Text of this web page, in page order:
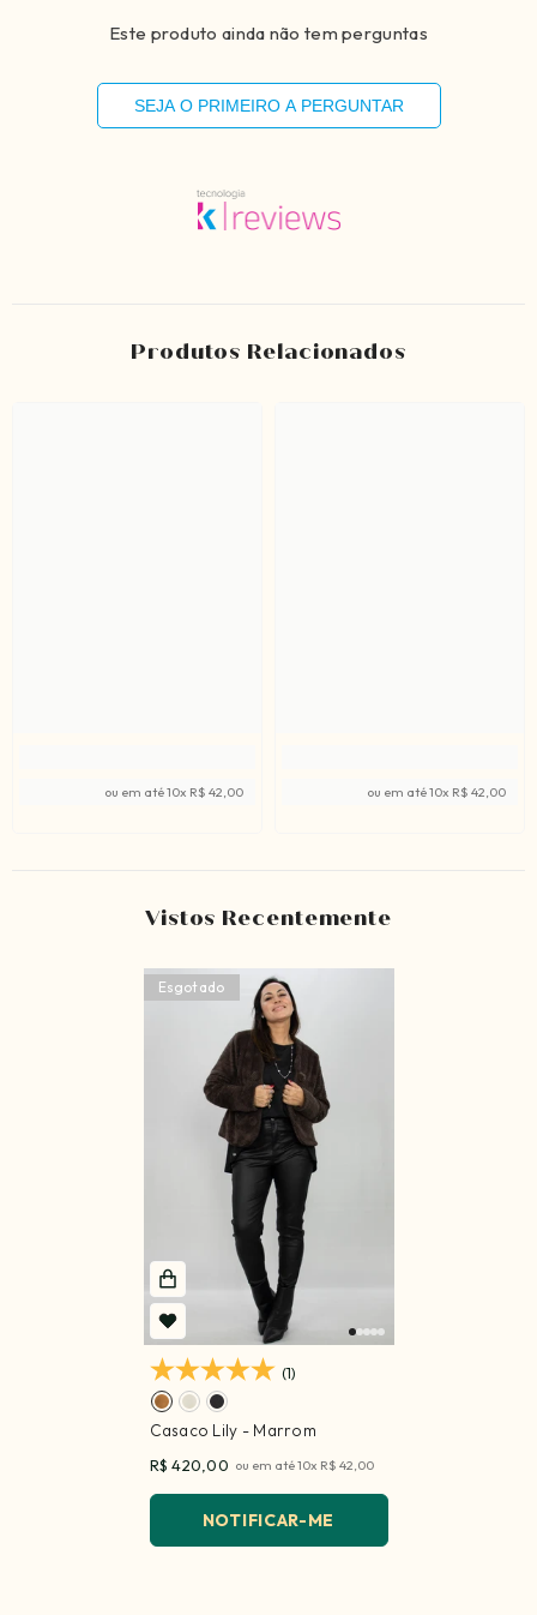
Este produto ainda não tem perguntas
SEJA O PRIMEIRO A PERGUNTAR
Produtos Relacionados
ou em até10x R$ 42,00 ou em até10x R$ 42,00
Vistos Recentemente
Esgotado
(1)
Casaco Lily - Marrom
R$ 420,00 ou em até10x R$ 42,00
NOTIFICAR-ME